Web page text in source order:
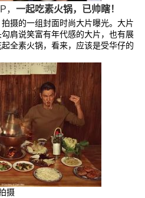
， 一起吃素火锅，已帅瞎！
摄的一组封面时尚大片曝光。大片
肩说笑富有年代感的大片，也有展
全素火锅，看来，应该是受华仔的
摄